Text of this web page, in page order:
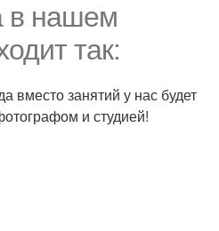
в нашем
так:
вместо занятий у нас будет
и студией!